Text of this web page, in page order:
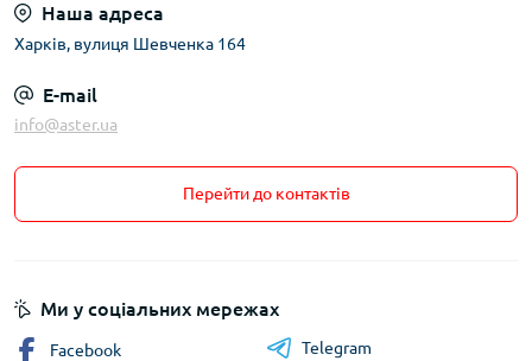
Наша адреса
Харків, вулиця Шевченка 164
E-mail
info@aster.ua
Перейти до контактів
Ми у соціальних мережах
Facebook
Telegram